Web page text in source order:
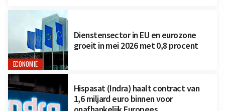
ECONOMIE
Dienstensector in EU en eurozone
groeit in mei 2026 met 0,8 procent
Hispasat (Indra) haalt contract van
1,6 miljard euro binnen voor